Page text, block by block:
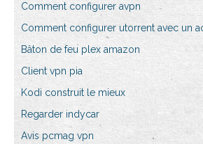
Comment configurer avpn
Comment configurer utorrent avec un
Bâton de feu plex amazon
Client vpn pia
Kodi construit le mieux
Regarder indycar
Avis pcmag vpn